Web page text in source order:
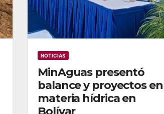
NOTICIAS
MinAguas presentó
balance y proyectos en
materia hídrica en
Bolívar